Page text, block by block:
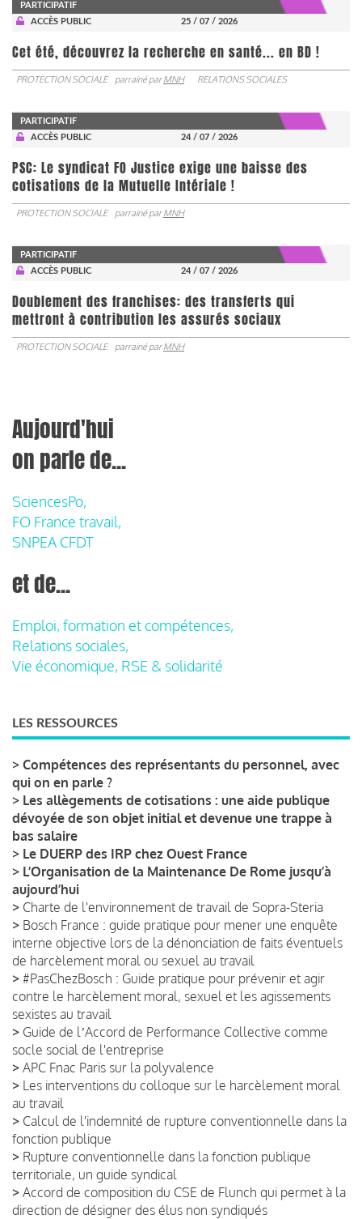
PARTICIPATIF
ACCÈS PUBLIC
25 / 07 / 2026
Cet été, découvrez la recherche en santé... en BD !
PROTECTION SOCIALE parrainé parMNH RELATIONS SOCIALES
PARTICIPATIF
ACCÈS PUBLIC
24 / 07 / 2026
PSC: Le syndicat FO Justice exige une baisse des
cotisations de la Mutuelle Intériale !
PROTECTION SOCIALE parrainé parMNH
PARTICIPATIF
ACCÈS PUBLIC
24 / 07 / 2026
Doublement des franchises: des transferts qui
mettront à contribution les assurés sociaux
PROTECTION SOCIALE parrainé parMNH
Aujourd'hui
on parle de...
SciencesPo,
FO France travail,
SNPEA CFDT
et de...
Emploi, formation et compétences,
Relations sociales,
Vie économique, RSE & solidarité
LES RESSOURCES
> Compétences des représentants du personnel, avec
qui on en parle ?
> Les allègements de cotisations : une aide publique
dévoyée de son objet initial et devenue une trappe à
bas salaire
> Le DUERP des IRP chez Ouest France
> L’Organisation de la Maintenance De Rome jusqu’à
aujourd’hui
> Charte de l'environnement de travail de Sopra-Steria
> Bosch France : guide pratique pour mener une enquête
interne objective lors de la dénonciation de faits éventuels
de harcèlement moral ou sexuel au travail
> #PasChezBosch : Guide pratique pour prévenir et agir
contre le harcèlement moral, sexuel et les agissements
sexistes au travail
> Guide de lʼAccord de Performance Collective comme
socle social de l'entreprise
> APC Fnac Paris sur la polyvalence
> Les interventions du colloque sur le harcèlement moral
au travail
> Calcul de l'indemnité de rupture conventionnelle dans la
fonction publique
> Rupture conventionnelle dans la fonction publique
territoriale, un guide syndical
> Accord de composition du CSE de Flunch qui permet à la
direction de désigner des élus non syndiqués